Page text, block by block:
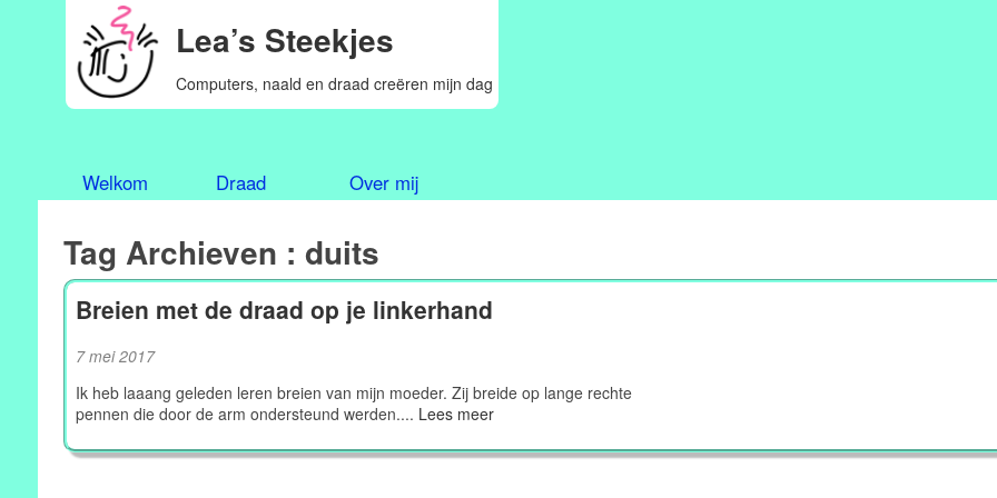
Lea’s Steekjes
Computers, naald en draad creëren mijn dag
Welkom Draad Over mij
Tag Archieven : duits
Breien met de draad op je linkerhand
7 mei 2017
Ik heb laaang geleden leren breien van mijn moeder. Zij breide op lange rechte
pennen die door de arm ondersteund werden.... Lees meer